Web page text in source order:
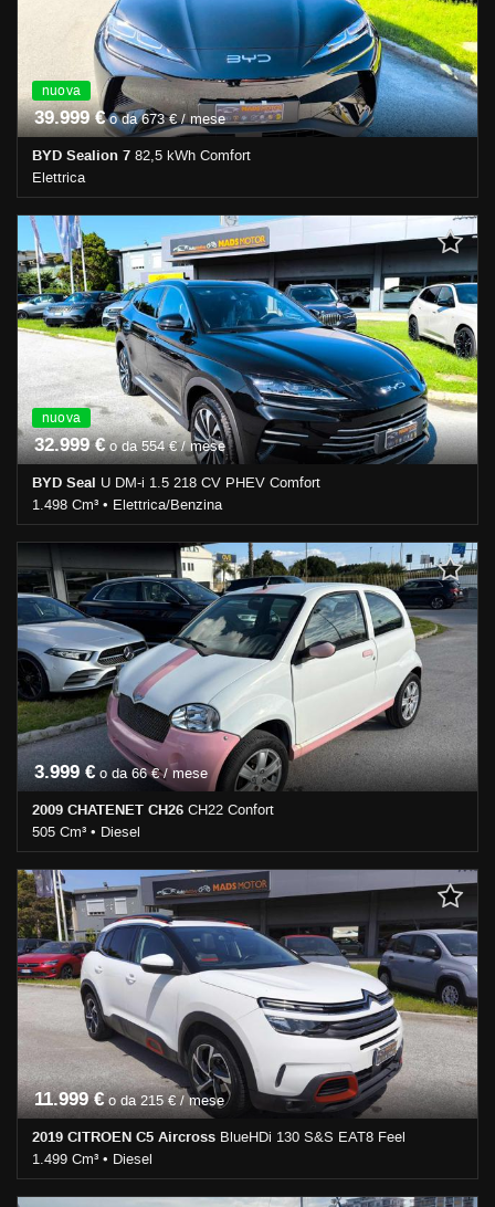
Navigatore satellitare • Specchietti laterali elettrici • Telecamera per
parcheggio assistito
nuova
39.999 €o da 673 € / mese
BYD Sealion 7 82,5 kWh Comfort
Elettrica
0 Km • Cambio Automatico (1) • Nero pastello • 4 Porte • ABS •
Airbag • Airbag laterali • Airbag Passeggero • Airbag testa •
Alzacristalli elettrici • Autoradio • Bluetooth • Cerchi in lega •
Chiusura centralizzata • Climatizzatore • Controllo trazione • Cruise
Control • ESP • Fendinebbia • Immobilizzatore elettronico • Park
Distance Control • Regolazione elettrica sedili • Sedile posteriore
sdoppiato • Servosterzo • Navigatore satellitare • Specchietti
laterali elettrici • Telecamera per parcheggio assistito
nuova
32.999 €o da 554 € / mese
BYD Seal U DM-i 1.5 218 CV PHEV Comfort
1.498 Cm³ • Elettrica/Benzina
0 Km • Cambio Automatico (1) • Nero metallizzato • 5 Porte • ABS
• Airbag • Airbag laterali • Airbag Passeggero • Airbag testa •
Alzacristalli elettrici • Antifurto • Autoradio • Cerchi in lega •
Chiusura centralizzata • Controllo trazione • Cruise Control • ESP •
Head-up display • Park Distance Control • Regolazione elettrica
sedili • Sedile posteriore sdoppiato • Servosterzo • Specchietti
laterali elettrici • Telecamera per parcheggio assistito • Tetto
apribile
3.999 € o da 66 € / mese
2009 CHATENET CH26 CH22 Confort
505 Cm³ • Diesel
25.000 Km • Cambio Automatico (0) • Bianco pastello • 3 Porte •
Alzacristalli elettrici • Autoradio • Bluetooth • Cerchi in lega •
Chiusura centralizzata • Park Distance Control
11.999 €o da 215 € / mese
2019 CITROEN C5 Aircross BlueHDi 130 S&S EAT8 Feel
1.499 Cm³ • Diesel
129.000 Km • Cambio Sequenziale (8) • Bianco pastello • 5 Porte •